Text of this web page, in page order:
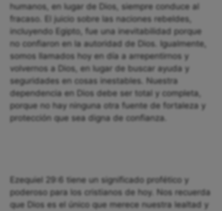
humanos, en lugar de Dios, siempre conduce al
fracaso. El juicio sobre las naciones rebeldes,
incluyendo Egipto, fue una inevitabilidad porque
no confiaron en la autoridad de Dios. Igualmente,
somos llamados hoy en día a arrepentirnos y
volvernos a Dios, en lugar de buscar ayuda y
seguridades en cosas inestables. Nuestra
dependencia en Dios debe ser total y completa,
porque no hay ninguna otra fuente de fortaleza y
protección que sea digna de confianza.
Ezequiel 29:6 tiene un significado profético y
poderoso para los cristianos de hoy. Nos recuerda
que Dios es el único que merece nuestra lealtad y